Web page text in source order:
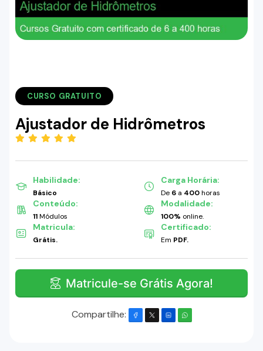
CURSO GRATUITO
Ajustador de Hidrômetros
Habilidade:
Básico
Carga Horária:
De 6 a 400horas
Conteúdo:
11Módulos
Modalidade:
100% online.
Matricula:
Grátis.
Certificado:
Em PDF.
Matricule-se Grátis Agora!
Compartilhe: